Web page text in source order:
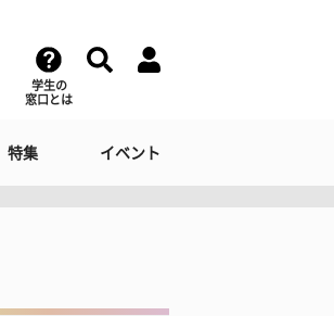
学生の
窓口とは
特集 イベント